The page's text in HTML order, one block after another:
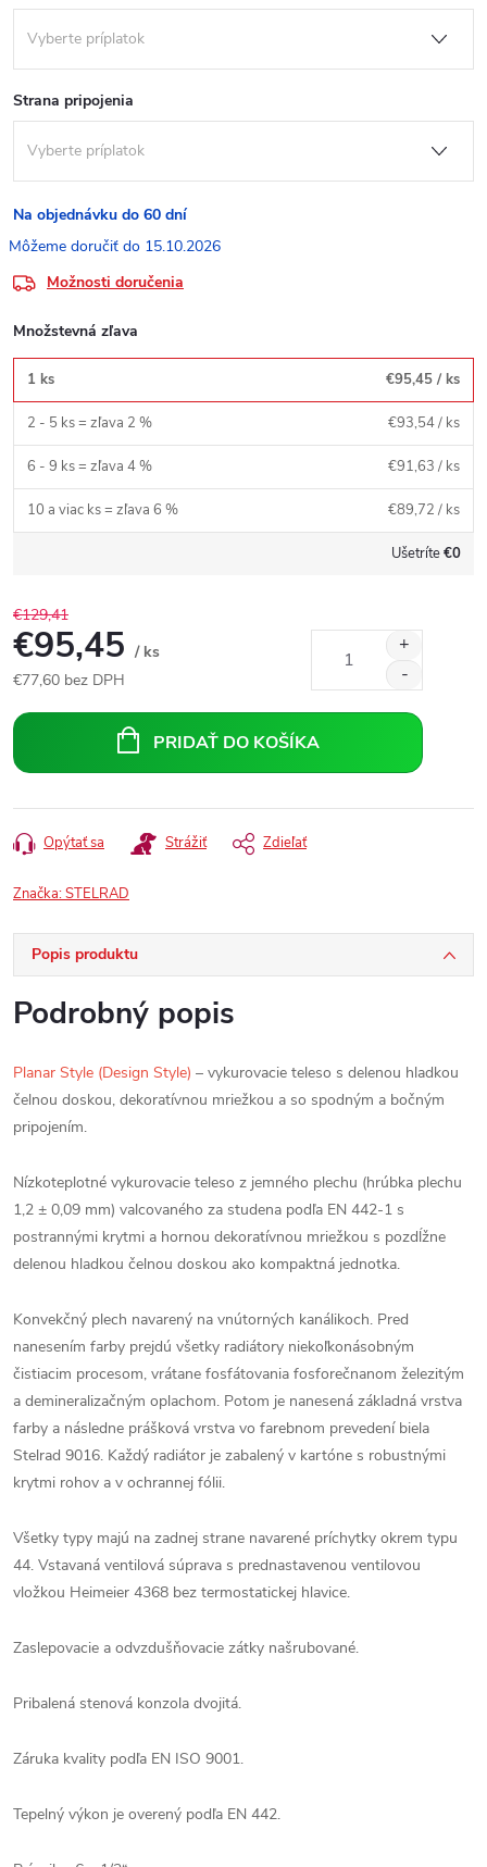
Strana pripojenia
Na objednávku do 60 dní
15.10.2026
Možnosti doručenia
Množstevná zľava
1 ks €95,45 / ks
2 - 5 ks = zľava 2 % €93,54/ ks
6 - 9 ks = zľava 4 % €91,63 / ks
10 a viac ks = zľava 6 % €89,72 / ks
Ušetríte€0
€129,41
€95,45 / ks
€77,60 bez DPH
cena:
PRIDAŤ DO KOŠÍKA
Opýtať sa Strážiť Zdieľať
Značka:STELRAD
Popis produktu
Podrobný popis
Planar Style (Design Style) – vykurovacie teleso s delenou hladkou
čelnou doskou, dekoratívnou mriežkou a so spodným a bočným
pripojením.
Nízkoteplotné vykurovacie teleso z jemného plechu (hrúbka plechu
1,2 ± 0,09 mm) valcovaného za studena podľa EN 442-1 s
postrannými krytmi a hornou dekoratívnou mriežkou s pozdĺžne
delenou hladkou čelnou doskou ako kompaktná jednotka.
Konvekčný plech navarený na vnútorných kanálikoch. Pred
nanesením farby prejdú všetky radiátory niekoľkonásobným
čistiacim procesom, vrátane fosfátovania fosforečnanom železitým
a demineralizačným oplachom. Potom je nanesená základná vrstva
farby a následne prášková vrstva vo farebnom prevedení biela
Stelrad 9016. Každý radiátor je zabalený v kartóne s robustnými
krytmi rohov a v ochrannej fólii.
Všetky typy majú na zadnej strane navarené príchytky okrem typu
44. Vstavaná ventilová súprava s prednastavenou ventilovou
vložkou Heimeier 4368 bez termostatickej hlavice.
Zaslepovacie a odvzdušňovacie zátky našrubované.
Pribalená stenová konzola dvojitá.
Záruka kvality podľa EN ISO 9001.
Tepelný výkon je overený podľa EN 442.